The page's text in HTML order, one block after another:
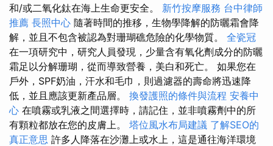
和/或二氧化鈦在海上生命更安全。 新竹按摩服務 台中律師
推薦 長照中心 隨著時間的推移，生物學降解的防曬霜會降
解，並且不包含被認為對珊瑚礁危險的化學物質。 全瓷冠
在一項研究中，研究人員發現，少量含有氧化劑成分的防曬
霜足以分解珊瑚，從而導致營養，美白和死亡。 如果您在
戶外，SPF奶油，汗水和毛巾，則過濾器的壽命將迅速降
低，並且應該更新產品層。 換發護照的條件與流程 安養中
心 在噴霧或乳液之間選擇時，請記住，並非噴霧劑中的所
有顆粒都放在您的皮膚上。 塔位風水布局建議 了解SEO的
真正意思 許多人降落在沙灘上或水上，這是通往海洋環境